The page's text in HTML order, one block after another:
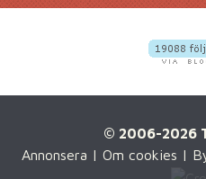
© 2006-2026
Annonsera | Om cookies |